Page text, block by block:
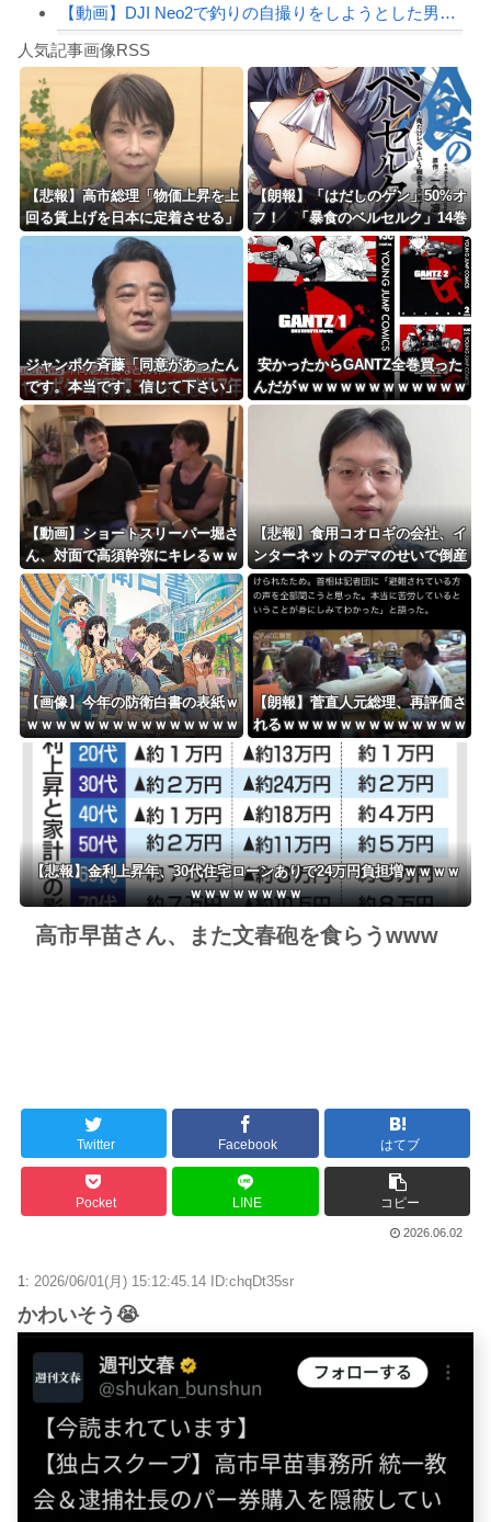
Powered by livedoor 相互RSS
【動画】DJI Neo2で釣りの自撮りをしようとした男の悲劇（ノ∇`）
しんのすけ「ギアスを手に入れたゾ」
8/4のニュース
日本旅行キャンセルすべきか…1万年ぶり史上最大級の火山の兆し＝韓国の反応
更新中止のお知らせ
海外「おめでとうタキ！」リヴァプール南野がバースデーゴール！！
Powered by livedoor 相互RSS
人気記事画像RSS
【悲報】高市総理「物価上昇を上
回る賃上げを日本に定着させる」
→国家公務員月給3.51％増へ 地
方公務員も追随する見通し
【朗報】「はだしのゲン」50%オ
フ！ 「暴食のベルセルク」14巻
無料ｗｗｗｗｗｗ
ジャンポケ斉藤「同意があったん
です。本当です。信じて下さい」
←何でこの主張が通らないの？
安かったからGANTZ全巻買った
んだがｗｗｗｗｗｗｗｗｗｗｗｗ
ｗ
【動画】ショートスリーパー堀さ
ん、対面で高須幹弥にキレるｗｗ
ｗｗｗｗｗｗｗ
【悲報】食用コオロギの会社、イ
ンターネットのデマのせいで倒産
ｗｗｗｗｗｗｗｗｗｗｗｗ
【画像】今年の防衛白書の表紙ｗ
ｗｗｗｗｗｗｗｗｗｗｗｗｗｗｗ
ｗｗｗ
【朗報】菅直人元総理、再評価さ
れるｗｗｗｗｗｗｗｗｗｗｗｗｗ
ｗｗｗｗｗ
【悲報】金利上昇年、30代住宅ローンありで24万円負担増ｗｗｗｗ
ｗｗｗｗｗｗｗｗ
高市早苗さん、また文春砲を食らうwww
Twitter Facebook はてブ
Pocket LINE コピー
2026.06.02
1: 2026/06/01(月) 15:12:45.14 ID:chqDt35sr
かわいそう😭